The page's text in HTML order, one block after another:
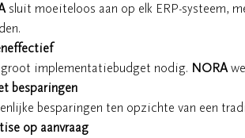
sluit moeiteloos aan op elk ERP-systeem,
groot implementatiebudget nodig. NORA
besparingen
besparingen ten opzichte van een
op aanvraag